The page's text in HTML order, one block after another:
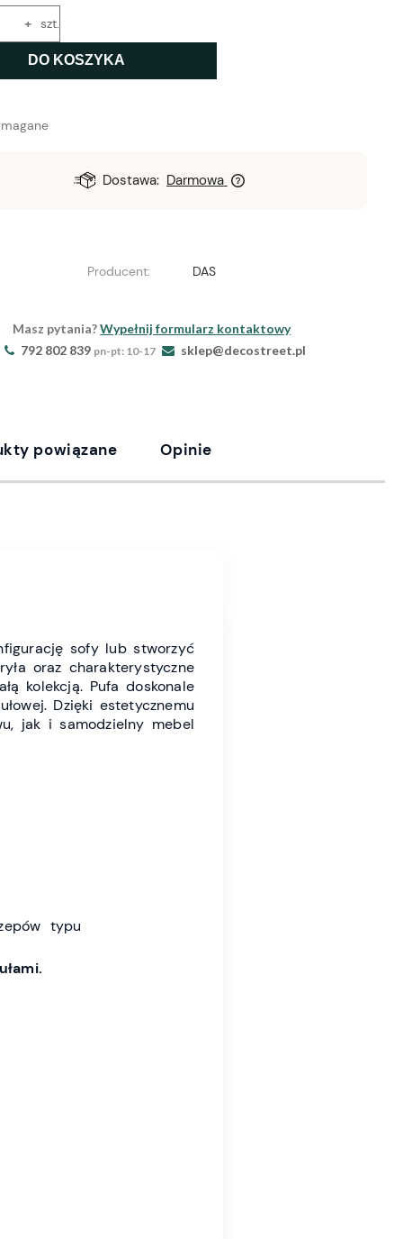
+ szt.
DO KOSZYKA
Dostawa: Darmowa
Producent: DAS
Masz pytania?Wypełnij formularz kontaktowy
792 802 839 pn-pt: 10-17 sklep@decostreet.pl
powiązane Opinie
sofy lub stworzyć
oraz charakterystyczne
kolekcją. Pufa doskonale
Dzięki estetycznemu
jak i samodzielny mebel
typu